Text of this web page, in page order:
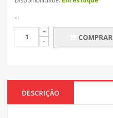
...
COMPRAR
DESCRIÇÃO